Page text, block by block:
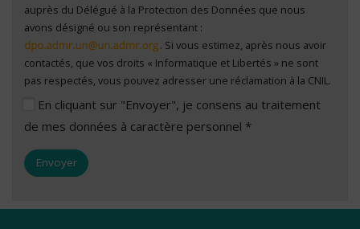
auprès du Délégué à la Protection des Données que nous
avons désigné ou son représentant :
. Si vous estimez, après nous avoir
contactés, que vos droits « Informatique et Libertés » ne sont
pas respectés, vous pouvez adresser une réclamation à la CNIL.
En cliquant sur "Envoyer", je consens au traitement
de mes données à caractère personnel *